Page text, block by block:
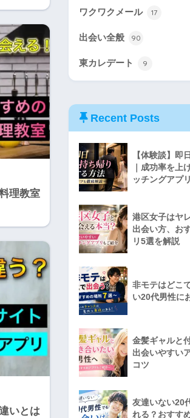
理教室
いとは
ワクワクメール 17
出会い全般 90
東カレデート 9
Recent Posts
【体験談】即
｜成功率を上
ッチングアプ
港区女子はヤ
出会い方、お
リ5選を解説
非モテはどこ
い20代男性に
金髪ギャルと
出会いやすい
コツ
友達いない20
れる？おすす